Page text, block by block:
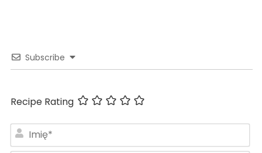
Subscribe
Recipe Rating